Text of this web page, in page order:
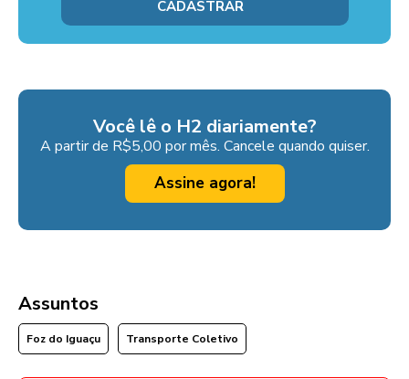
Você lê o H2 diariamente?
A partir de R$5,00 por mês. Cancele quando quiser.
Assine agora!
Assuntos
Foz do Iguaçu Transporte Coletivo